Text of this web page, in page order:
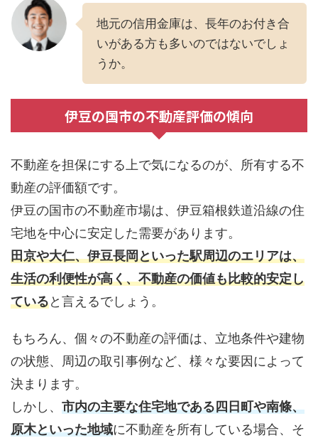
地元の信用金庫は、長年のお付き合
いがある方も多いのではないでしょ
うか。
伊豆の国市の不動産評価の傾向
不動産を担保にする上で気になるのが、所有する不
動産の評価額です。
伊豆の国市の不動産市場は、伊豆箱根鉄道沿線の住
宅地を中心に安定した需要があります。
田京や大仁、伊豆長岡といった駅周辺のエリアは、
生活の利便性が高く、不動産の価値も比較的安定し
ていると言えるでしょう。
もちろん、個々の不動産の評価は、立地条件や建物
の状態、周辺の取引事例など、様々な要因によって
決まります。
しかし、 市内の主要な住宅地である四日町や南條、
原木といった地域に不動産を所有している場合、そ